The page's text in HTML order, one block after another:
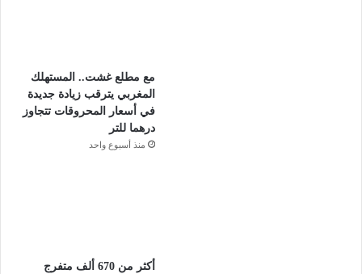
مع مطلع غشت.. المستهلك
المغربي يترقب زيادة جديدة
في أسعار المحروقات تتجاوز
درهما للتر
منذ أسبوع واحد
أكثر من 670 ألف متفرج